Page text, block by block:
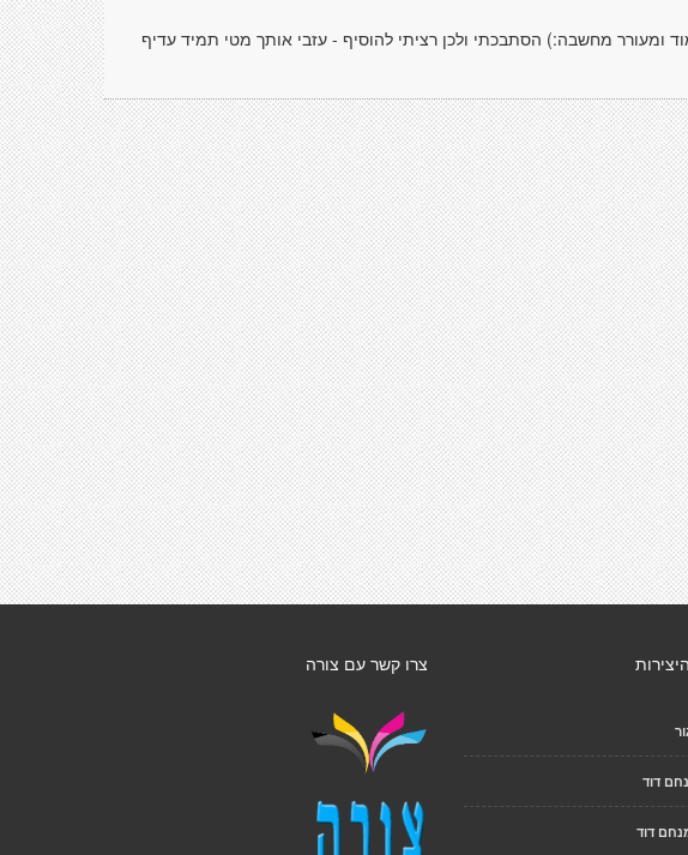
ומעורר מחשבה:) הסתבכתי ולכן רציתי להוסיף - עזבי אותך מטי תמיד עדיף
צרו קשר עם צורה
דוד
דוד